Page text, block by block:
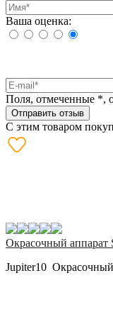
Ваша оценка:
Поля, отмеченные *,
Отправить отзыв
С этим товаром
Окрасочный аппарат
Jupiter10